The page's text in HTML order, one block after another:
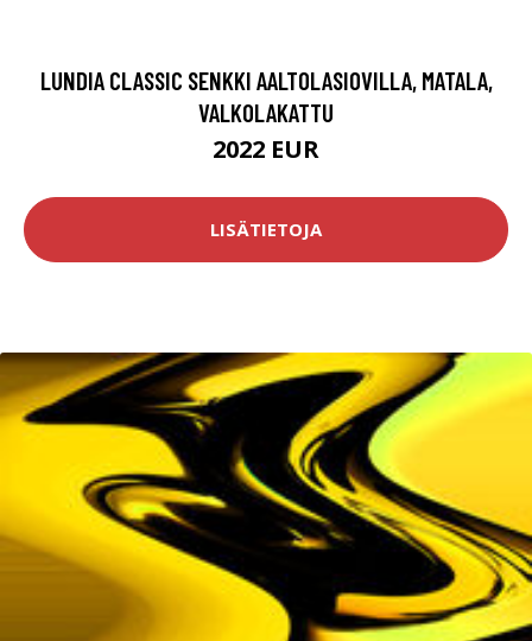
LUNDIA CLASSIC SENKKI AALTOLASIOVILLA, MATALA,
VALKOLAKATTU
2022 EUR
LISÄTIETOJA